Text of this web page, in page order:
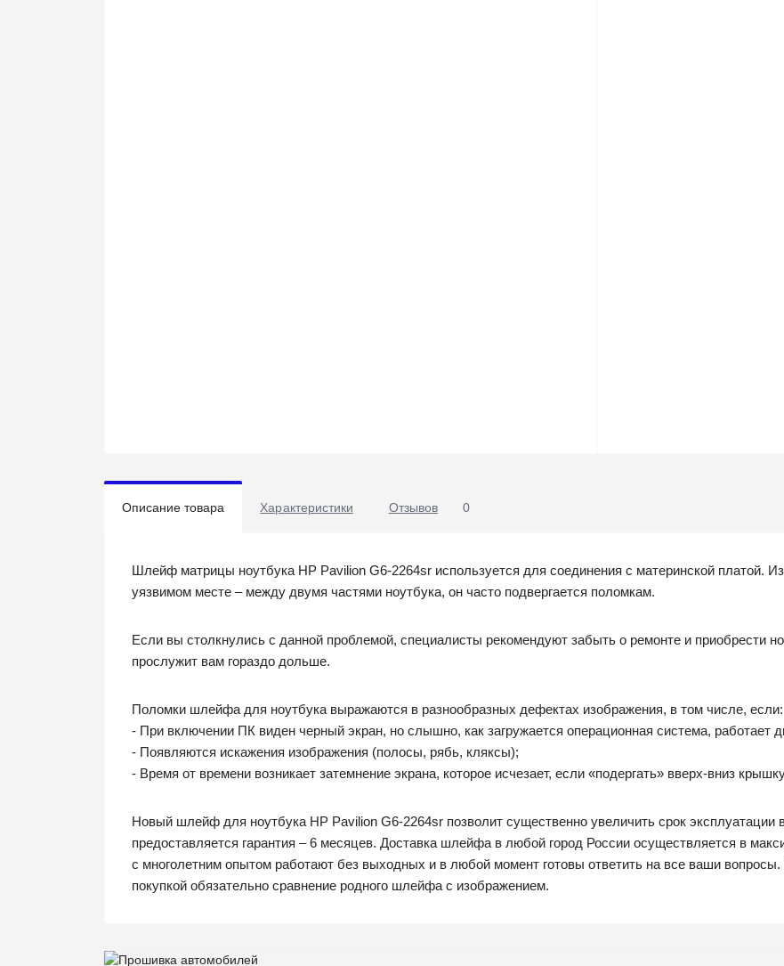
Описание товара Характеристики Отзывов 0
Шлейф матрицы ноутбука HP Pavilion G6-2264sr используется для соединения с материнской платой.
уязвимом месте – между двумя частями ноутбука, он часто подвергается поломкам.
Если вы столкнулись с данной проблемой, специалисты рекомендуют забыть о ремонте и приобрести
прослужит вам гораздо дольше.
Поломки шлейфа для ноутбука выражаются в разнообразных дефектах изображения, в том числе, если:
- При включении ПК виден черный экран, но слышно, как загружается операционная система, работает
- Появляются искажения изображения (полосы, рябь, кляксы);
- Время от времени возникает затемнение экрана, которое исчезает, если «подергать» вверх-вниз
Новый шлейф для ноутбука HP Pavilion G6-2264sr позволит существенно увеличить срок эксплуатации
предоставляется гарантия – 6 месяцев. Доставка шлейфа в любой город России осуществляется в
с многолетним опытом работают без выходных и в любой момент готовы ответить на все ваши
покупкой обязательно сравнение родного шлейфа с изображением.